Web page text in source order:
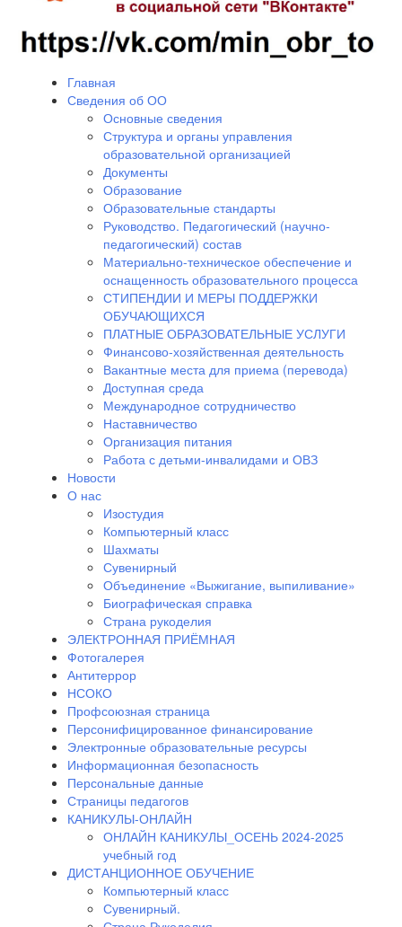
Главная
Сведения об ОО
Основные сведения
Структура и органы управления
образовательной организацией
Документы
Образование
Образовательные стандарты
Руководство. Педагогический (научно-
педагогический) состав
Материально-техническое обеспечение и
оснащенность образовательного процесса
СТИПЕНДИИ И МЕРЫ ПОДДЕРЖКИ
ОБУЧАЮЩИХСЯ
ПЛАТНЫЕ ОБРАЗОВАТЕЛЬНЫЕ УСЛУГИ
Финансово-хозяйственная деятельность
Вакантные места для приема (перевода)
Доступная среда
Международное сотрудничество
Наставничество
Организация питания
Работа с детьми-инвалидами и ОВЗ
Новости
О нас
Изостудия
Компьютерный класс
Шахматы
Сувенирный
Объединение «Выжигание, выпиливание»
Биографическая справка
Страна рукоделия
ЭЛЕКТРОННАЯ ПРИЁМНАЯ
Фотогалерея
Антитеррор
НСОКО
Профсоюзная страница
Персонифицированное финансирование
Электронные образовательные ресурсы
Информационная безопасность
Персональные данные
Страницы педагогов
КАНИКУЛЫ-ОНЛАЙН
ОНЛАЙН КАНИКУЛЫ_ОСЕНЬ 2024-2025
учебный год
ДИСТАНЦИОННОЕ ОБУЧЕНИЕ
Компьютерный класс
Сувенирный.